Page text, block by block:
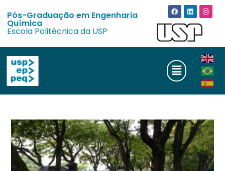
Pós-Graduação em Engenharia
Química
Escola Politécnica da USP